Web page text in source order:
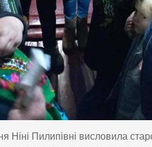
Ніні Пилипівні висловила